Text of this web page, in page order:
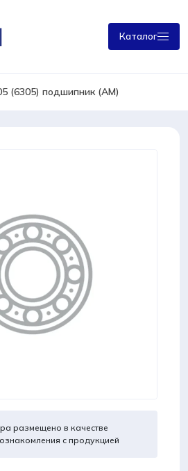
Каталог
(6305) подшипник (AM)
размещено в качестве
с продукцией